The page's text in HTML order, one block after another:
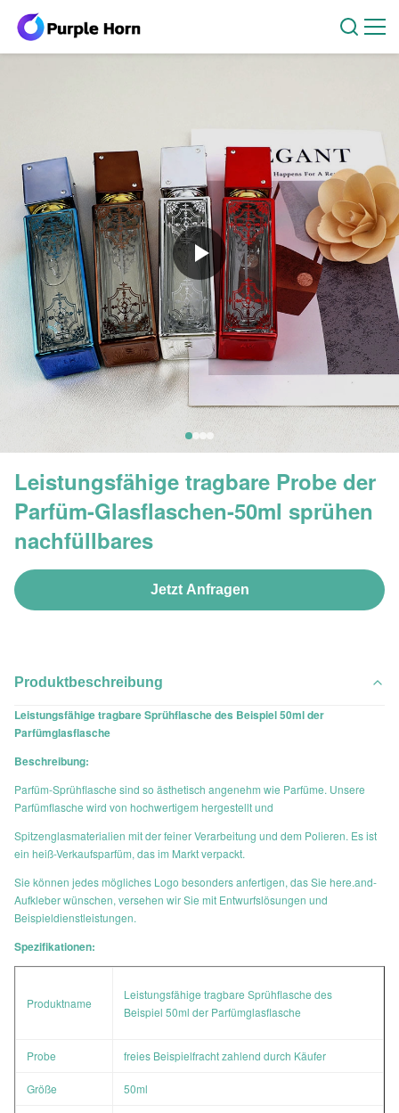
Leistungsfähige tragbare Probe der
Parfüm-Glasflaschen-50ml sprühen
nachfüllbares
Jetzt Anfragen
Produktbeschreibung
Leistungsfähige tragbare Sprühflasche des Beispiel 50ml der
Parfümglasflasche
Beschreibung:
Parfüm-Sprühflasche sind so ästhetisch angenehm wie Parfüme. Unsere
Parfümflasche wird von hochwertigem hergestellt und
Spitzenglasmaterialien mit der feiner Verarbeitung und dem Polieren. Es ist
ein heiß-Verkaufsparfüm, das im Markt verpackt.
Sie können jedes mögliches Logo besonders anfertigen, das Sie here.and-
Aufkleber wünschen, versehen wir Sie mit Entwurfslösungen und
Beispieldienstleistungen.
Spezifikationen:
Produktname
Leistungsfähige tragbare Sprühflasche des
Beispiel 50ml der Parfümglasflasche
Probe freies Beispielfracht zahlend durch Käufer
Größe 50ml